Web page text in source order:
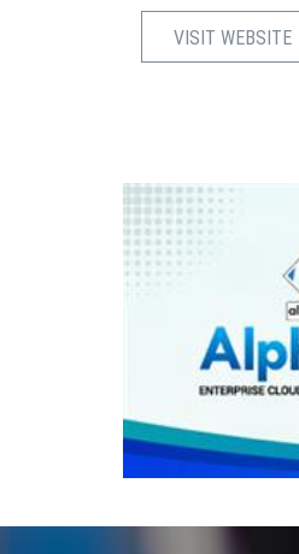
VISIT WEBSITE